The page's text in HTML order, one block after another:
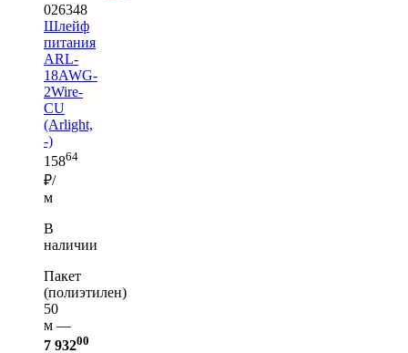
026348
Шлейф
питания
ARL-
18AWG-
2Wire-
CU
(Arlight,
-)
15864
₽/
м
В
наличии
Пакет
(полиэтилен)
50
м —
7 93200